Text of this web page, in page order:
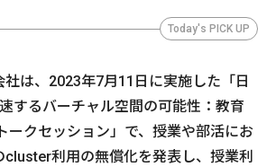
Today's PICK UP
は、2023年7月11日に実施した「日
するバーチャル空間の可能性：教育
ークセッション」で、授業や部活にお
cluster利用の無償化を発表し、授業利